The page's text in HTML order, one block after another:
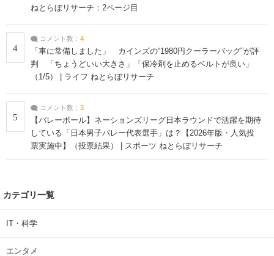
ねとらぼリサーチ：2ページ目
4
コメント数： 4
「車に常備しました」 カインズの“1980円クーラーバッグ”が評
判 「ちょうどいい大きさ」「保冷剤を止めるベルトが良い」
（1/5） | ライフ ねとらぼリサーチ
5
コメント数： 3
【バレーボール】ネーションズリーグ日本ラウンドで活躍を期待
している「日本男子バレー代表選手」は？【2026年版・人気投
票実施中】（投票結果） | スポーツ ねとらぼリサーチ
カテゴリ一覧
IT・科学
エンタメ